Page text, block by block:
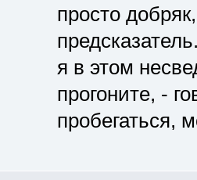
просто
я в этом
прогоните, -
пробегаться,